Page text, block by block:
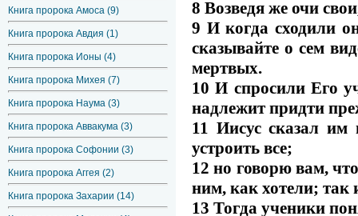
Книга пророка Амоса (9)
Книга пророка Авдия (1)
Книга пророка Ионы (4)
Книга пророка Михея (7)
Книга пророка Наума (3)
Книга пророка Аввакума (3)
Книга пророка Софонии (3)
Книга пророка Аггея (2)
Книга пророка Захарии (14)
8 Возведя же очи
9 И когда сходили
сказывайте о сем
мертвых.
10 И спросили Его
надлежит придти
11 Иисус сказал
устроить все;
12 но говорю вам,
ним, как хотели; так
13 Тогда ученики